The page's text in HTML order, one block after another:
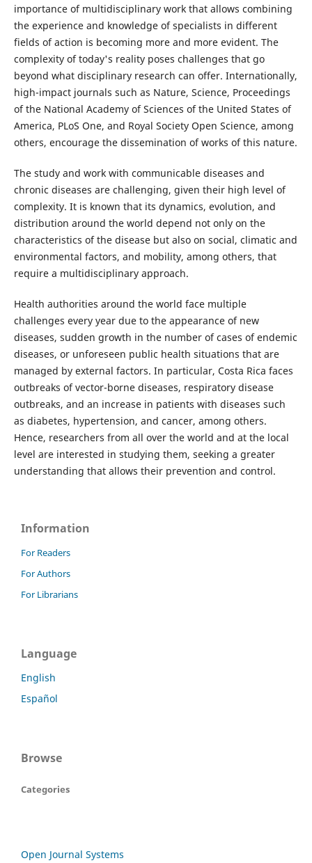
importance of multidisciplinary work that allows combining
the experience and knowledge of specialists in different
fields of action is becoming more and more evident. The
complexity of today's reality poses challenges that go
beyond what disciplinary research can offer. Internationally,
high-impact journals such as Nature, Science, Proceedings
of the National Academy of Sciences of the United States of
America, PLoS One, and Royal Society Open Science, among
others, encourage the dissemination of works of this nature.
The study and work with communicable diseases and
chronic diseases are challenging, given their high level of
complexity. It is known that its dynamics, evolution, and
distribution around the world depend not only on the
characteristics of the disease but also on social, climatic and
environmental factors, and mobility, among others, that
require a multidisciplinary approach.
Health authorities around the world face multiple
challenges every year due to the appearance of new
diseases, sudden growth in the number of cases of endemic
diseases, or unforeseen public health situations that are
managed by external factors. In particular, Costa Rica faces
outbreaks of vector-borne diseases, respiratory disease
outbreaks, and an increase in patients with diseases such
as diabetes, hypertension, and cancer, among others.
Hence, researchers from all over the world and at the local
level are interested in studying them, seeking a greater
understanding that allows their prevention and control.
Information
For Readers
For Authors
For Librarians
Language
English
Español
Browse
Categories
Open Journal Systems